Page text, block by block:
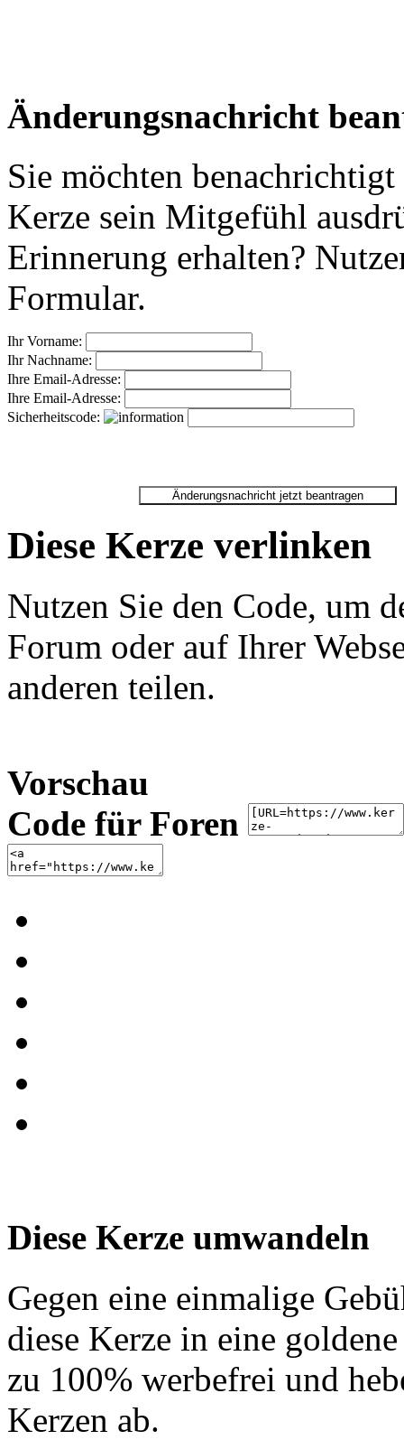
Änderungsnachricht
Sie möchten
Kerze sein Mitgefühl
Erinnerung erhalten?
Formular.
Ihr Vorname:
Ihr Nachname:
Ihre Email-Adresse:
Ihre Email-Adresse:
Sicherheitscode:
Diese Kerze verlinken
Nutzen Sie den Code, um
Forum oder auf Ihrer
anderen teilen.
Vorschau
Code für Foren
Diese Kerze umwandeln
Gegen eine einmalige
diese Kerze in eine
zu 100% werbefrei und
Kerzen ab.